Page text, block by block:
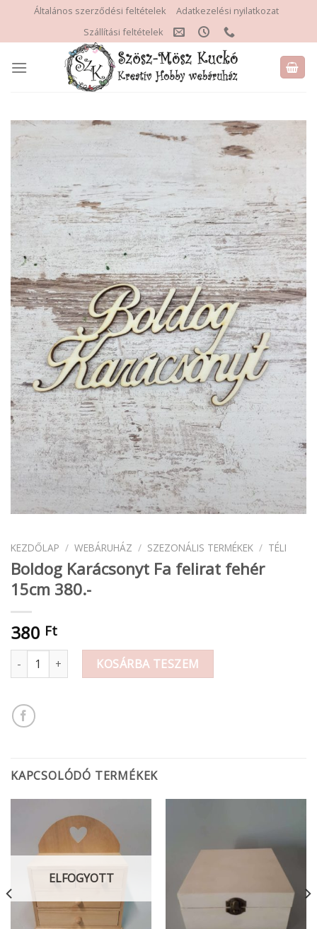
content
Általános szerződési feltételek
Adatkezelési nyilatkozat
Szállítási feltételek
KEZDŐLAP / WEBÁRUHÁZ / SZEZONÁLIS TERMÉKEK / TÉLI
Boldog Karácsonyt Fa felirat fehér
15cm 380.-
380 Ft
Boldog Karácsonyt Fa felirat fehér 15cm 380.- mennyiség
KOSÁRBA TESZEM
KAPCSOLÓDÓ TERMÉKEK
ELFOGYOTT